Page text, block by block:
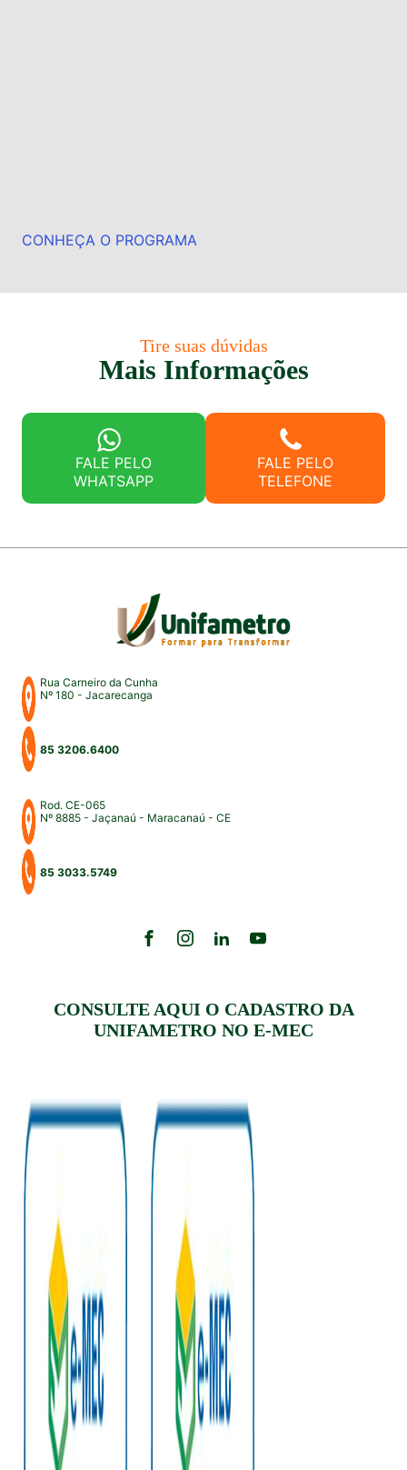
CONHEÇA O PROGRAMA
Tire suas dúvidas
Mais Informações
FALE PELO
WHATSAPP
FALE PELO
TELEFONE
Rua Carneiro da Cunha
Nº 180 - Jacarecanga
85 3206.6400
Rod. CE-065
Nº 8885 - Jaçanaú - Maracanaú - CE
85 3033.5749
CONSULTE AQUI O CADASTRO DA
UNIFAMETRO NO E-MEC